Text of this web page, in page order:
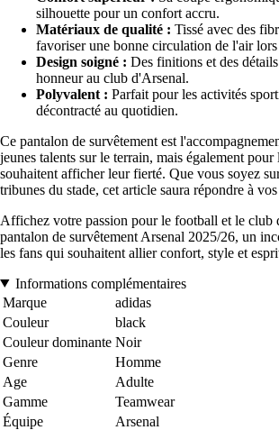
silhouette pour un confort accru.
Matériaux de qualité : Tissé avec des
favoriser une bonne circulation de l'air
Design soigné : Des finitions et des
honneur au club d'Arsenal.
Polyvalent : Parfait pour les activités
décontracté au quotidien.
Ce pantalon de survêtement est
jeunes talents sur le terrain, mais également pour
souhaitent afficher leur fierté. Que vous soyez
tribunes du stade, cet article saura répondre à vos
Affichez votre passion pour le football et le club
pantalon de survêtement Arsenal 2025/26, un
les fans qui souhaitent allier confort, style et
Informations complémentaires
Marque
adidas
Couleur
black
Couleur dominante Noir
Genre
Homme
Age
Adulte
Gamme
Teamwear
Équipe
Arsenal